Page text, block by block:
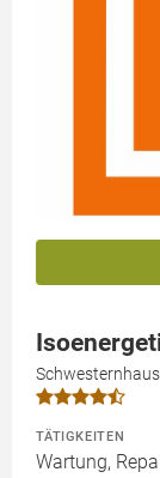
TÄTIGKEITEN
Wartung,